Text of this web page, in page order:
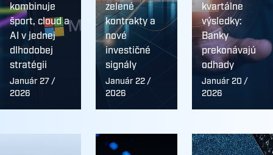
kombinuje
šport, cloud a
AI v jednej
dlhodobej
stratégii
Január 27 /
2026
zelené
kontrakty a
nové
investičné
signály
Január 22 /
2026
kvartálne
výsledky:
Banky
prekonávajú
odhady
Január 20 /
2026